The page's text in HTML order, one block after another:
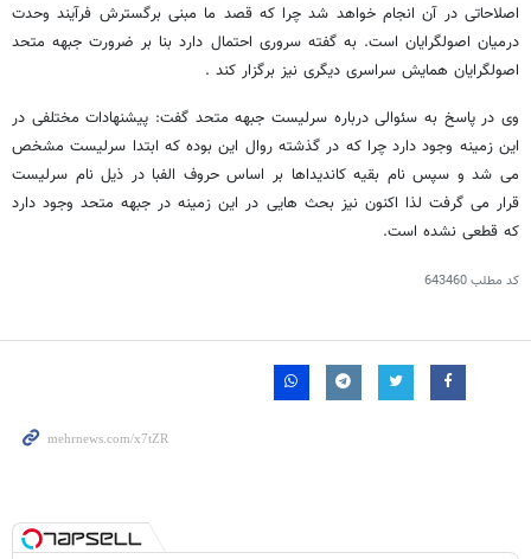
اصلاحاتی در آن انجام خواهد شد چرا که قصد ما مبنی برگسترش فرآیند وحدت
درمیان اصولگرایان است. به گفته سروری احتمال دارد بنا بر ضرورت جبهه متحد
اصولگرایان همایش سراسری دیگری نیز برگزار کند .
وی در پاسخ به سئوالی درباره سرلیست جبهه متحد گفت: پیشنهادات مختلفی در
این زمینه وجود دارد چرا که در گذشته روال این بوده که ابتدا سرلیست مشخص
می شد و سپس نام بقیه کاندیداها بر اساس حروف الفبا در ذیل نام سرلیست
قرار می گرفت لذا اکنون نیز بحث هایی در این زمینه در جبهه متحد وجود دارد
که قطعی نشده است.
کد مطلب643460